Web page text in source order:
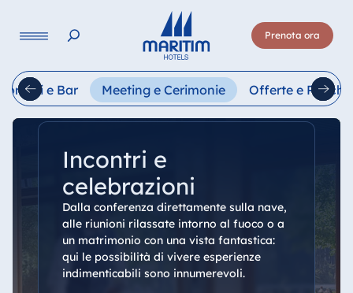
Prenota ora
English Français
e Bar Meeting e Cerimonie Offerte e
Incontri e
celebrazioni
Dalla conferenza direttamente sulla nave,
alle riunioni rilassate intorno al fuoco o a
un matrimonio con una vista fantastica:
qui le possibilità di vivere esperienze
indimenticabili sono innumerevoli.